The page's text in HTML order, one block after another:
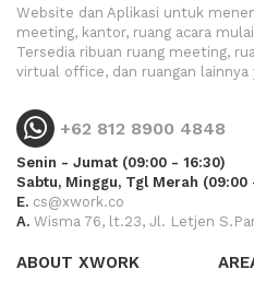
Website dan Aplikasi untuk
meeting, kantor, ruang acara
Tersedia ribuan ruang meeting,
virtual office, dan ruangan
+62 812 8900 4848
Senin - Jumat (09:00 - 16:30)
Sabtu, Minggu, Tgl Merah (09:00
E. cs@xwork.co
A. Wisma 76, lt.23, Jl. Letjen
ABOUT XWORK